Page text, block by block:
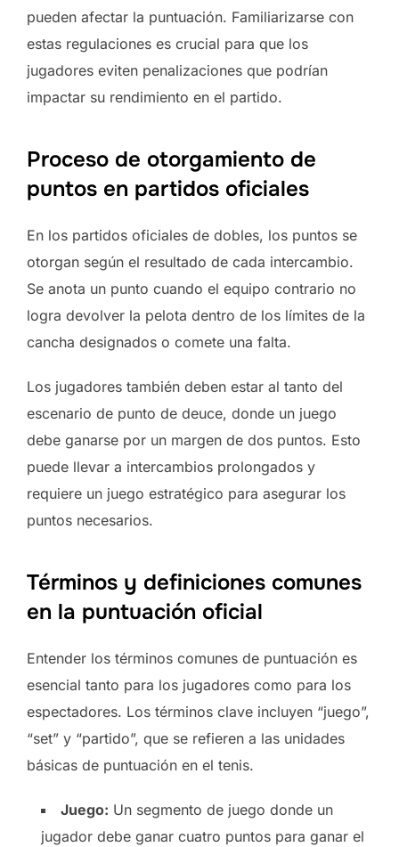
pueden afectar la puntuación. Familiarizarse con
estas regulaciones es crucial para que los
jugadores eviten penalizaciones que podrían
impactar su rendimiento en el partido.
Proceso de otorgamiento de
puntos en partidos oficiales
En los partidos oficiales de dobles, los puntos se
otorgan según el resultado de cada intercambio.
Se anota un punto cuando el equipo contrario no
logra devolver la pelota dentro de los límites de la
cancha designados o comete una falta.
Los jugadores también deben estar al tanto del
escenario de punto de deuce, donde un juego
debe ganarse por un margen de dos puntos. Esto
puede llevar a intercambios prolongados y
requiere un juego estratégico para asegurar los
puntos necesarios.
Términos y definiciones comunes
en la puntuación oficial
Entender los términos comunes de puntuación es
esencial tanto para los jugadores como para los
espectadores. Los términos clave incluyen “juego”,
“set” y “partido”, que se refieren a las unidades
básicas de puntuación en el tenis.
Juego: Un segmento de juego donde un
jugador debe ganar cuatro puntos para ganar el